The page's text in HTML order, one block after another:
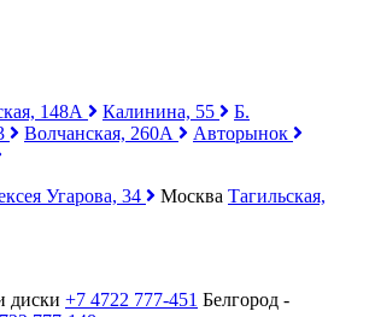
148А Калинина, 55
Б.
Волчанская, 260А
Авторынок
Угарова, 34 Москва Тагильская,
диски +7 4722 777-451 Белгород -